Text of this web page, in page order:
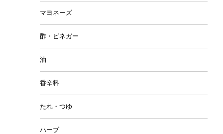
マヨネーズ
酢・ビネガー
油
香辛料
たれ・つゆ
ハーブ